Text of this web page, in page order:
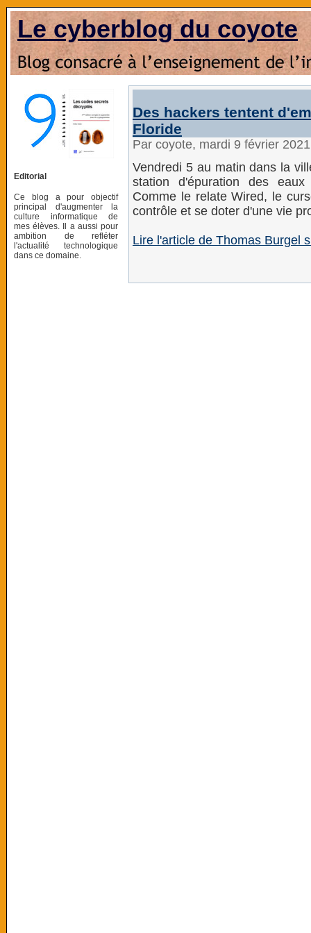
Le cyberblog du coyote
Editorial
Ce blog a pour objectif
principal d'augmenter la
culture informatique de
mes élèves. Il a aussi pour
ambition de refléter
l'actualité technologique
dans ce domaine.
Des hackers tentent
Floride
Par coyote, mardi 9 février
Vendredi 5 au matin dans la
station d'épuration des
Comme le relate Wired, le
contrôle et se doter d'une vie
Lire l'article de Thomas Burgel